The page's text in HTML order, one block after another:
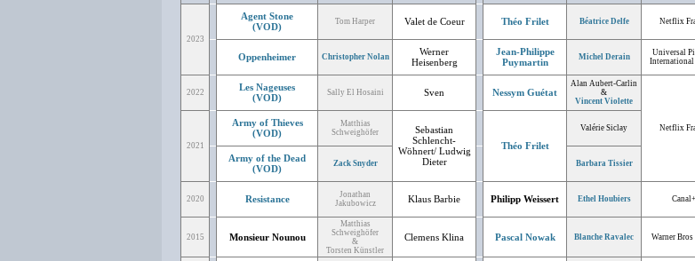
2023
Agent Stone
(VOD)
Tom Harper Valet de Coeur Théo Frilet Béatrice Delfe Netflix
Oppenheimer Christopher Nolan
Werner
Heisenberg
Jean-Philippe
Puymartin
Michel Derain
Universal
International
2022
Les Nageuses
(VOD)
Sally El Hosaini Sven Nessym Guétat
Alan Aubert-Carlin
&
Vincent Violette
Netflix
2021
Army of Thieves
(VOD)
Matthias
Schweighöfer
Sebastian
Schlencht-
Wöhnert/ Ludwig
Dieter
Théo Frilet
Valérie Siclay
Army of the Dead
(VOD)
Zack Snyder Barbara Tissier
2020 Resistance
Jonathan
Jakubowicz
Klaus Barbie Philipp Weissert Ethel Houbiers Canal+
2015 Monsieur Nounou
Matthias
Schweighöfer
&
Torsten Künstler
Clemens Klina Pascal Nowak Blanche Ravalec Warner Bros